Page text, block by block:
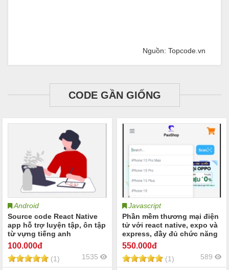
Nguồn: Topcode.vn
CODE GẦN GIỐNG
Android
Source code React Native
app hỗ trợ luyện tập, ôn tập
từ vựng tiếng anh
100.000đ
(1) 1535
Javascript
Phần mềm thương mại điện
tử với react native, expo và
express, đầy đủ chức năng
550.000đ
(1) 589